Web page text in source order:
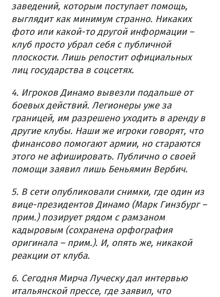
заведений, которым поступает помощь,
выглядит как минимум странно. Никаких
фото или какой-то другой информации –
клуб просто убрал себя с публичной
плоскости. Лишь репостит официальных
лиц государства в соцсетях.
4. Игроков Динамо вывезли подальше от
боевых действий. Легионеры уже за
границей, им разрешено уходить в аренду в
другие клубы. Наши же игроки говорят, что
финансово помогают армии, но стараются
этого не афишировать. Публично о своей
помощи заявил лишь Беньямин Вербич.
5. В сети опубликовали снимки, где один из
вице-президентов Динамо (Марк Гинзбург –
прим.) позирует рядом с рамзаном
кадыровым (сохранена орфография
оригинала – прим.). И, опять же, никакой
реакции от клуба.
6. Сегодня Мирча Луческу дал интервью
итальянской прессе, где заявил, что